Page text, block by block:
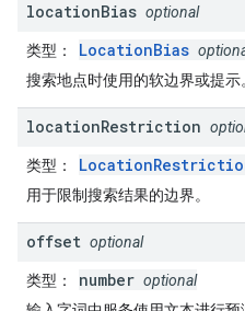
locationBias optional
类型 ： LocationBias
搜索地点时使用的软边界或提示
locationRestriction
类型 ：
用于限制搜索结果的边界。
offset optional
类型 ： number optional